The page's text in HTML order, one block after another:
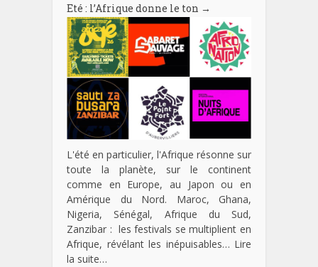
Eté : l’Afrique donne le ton →
L'été en particulier, l'Afrique résonne sur
toute la planète, sur le continent
comme en Europe, au Japon ou en
Amérique du Nord. Maroc, Ghana,
Nigeria, Sénégal, Afrique du Sud,
Zanzibar : les festivals se multiplient en
Afrique, révélant les inépuisables… Lire
la suite…